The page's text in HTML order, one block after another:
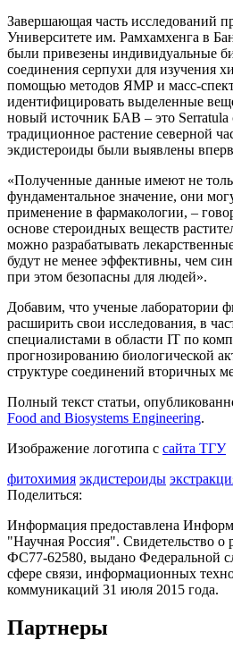
Завершающая часть исследований
Университете им. Рамхамхенга в
были привезены индивидуальные
соединения серпухи для изучения
помощью методов ЯМР и масс-
идентифицировать выделенные
новый источник БАВ – это Serratula
традиционное растение северной
экдистероиды были выявлены
«Полученные данные имеют не
фундаментальное значение, они
применение в фармакологии, –
основе стероидных веществ
можно разрабатывать
будут не менее эффективны, чем
при этом безопасны для людей».
Добавим, что ученые лаборатории
расширить свои исследования, в
специалистами в области IT по
прогнозированию биологической
структуре соединений вторичных
Полный текст статьи,
Food and Biosystems Engineering.
Изображение логотипа с сайта ТГУ
фитохимия экдистероиды
Поделиться:
Информация предоставлена
"Научная Россия".
ФС77-62580, выдано Федеральной
сфере связи, информационных
коммуникаций 31 июля 2015 года.
Партнеры